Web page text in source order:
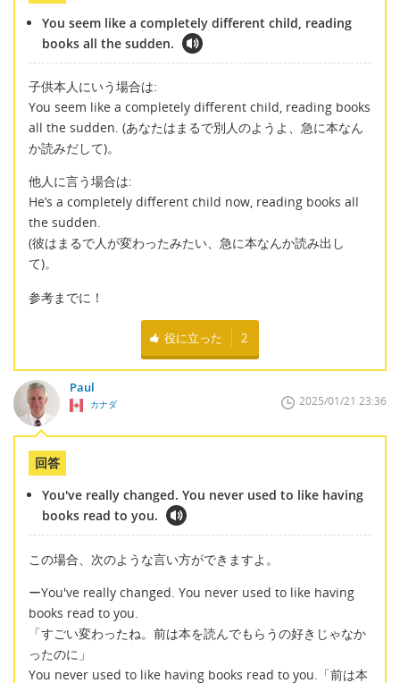
You seem like a completely different child, reading
books all the sudden.
子供本人にいう場合は:
You seem like a completely different child, reading books
all the sudden. (あなたはまるで別人のようよ、急に本なん
か読みだして)。
他人に言う場合は:
He’s a completely different child now, reading books all
the sudden.
(彼はまるで人が変わったみたい、急に本なんか読み出し
て)。
参考までに！
役に立った 2
Paul
カナダ 2025/01/21 23:36
回答
You've really changed. You never used to like having
books read to you.
この場合、次のような言い方ができますよ。
ーYou've really changed. You never used to like having
books read to you.
「すごい変わったね。前は本を読んでもらうの好きじゃなか
ったのに」
You never used to like having books read to you.「前は本